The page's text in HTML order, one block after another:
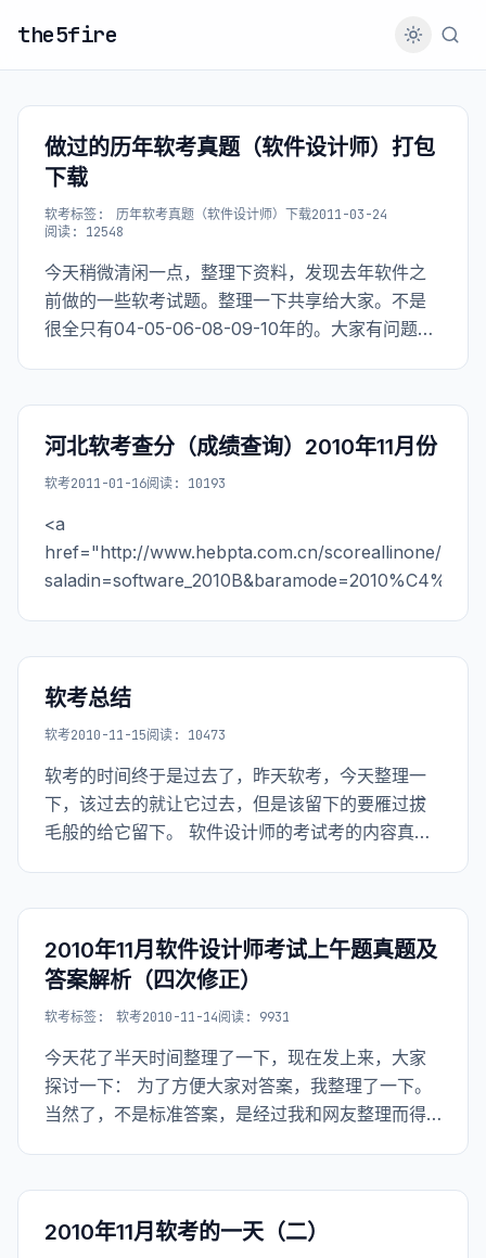
the5fire
做过的历年软考真题（软件设计师）打包
下载
软考标签: 历年软考真题（软件设计师）下载2011-03-24
阅读: 12548
今天稍微清闲一点，整理下资料，发现去年软件之
前做的一些软考试题。整理一下共享给大家。不是
很全只有04-05-06-08-09-10年的。大家有问题可
河北软考查分（成绩查询）2010年11月份
软考2011-01-16阅读: 10193
<a
href="http://www.hebpta.com.cn/scoreallinone/
软考总结
软考2010-11-15阅读: 10473
软考的时间终于是过去了，昨天软考，今天整理一
下，该过去的就让它过去，但是该留下的要雁过拔
毛般的给它留下。 软件设计师的考试考的内容真的
西（
2010年11月软件设计师考试上午题真题及
答案解析（四次修正）
软考标签: 软考2010-11-14阅读: 9931
今天花了半天时间整理了一下，现在发上来，大家
探讨一下： 为了方便大家对答案，我整理了一下。
当然了，不是标准答案，是经过我和网友整理而得
2010年11月软考的一天（二）